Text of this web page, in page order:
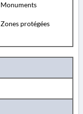
Monuments
Zones protégées